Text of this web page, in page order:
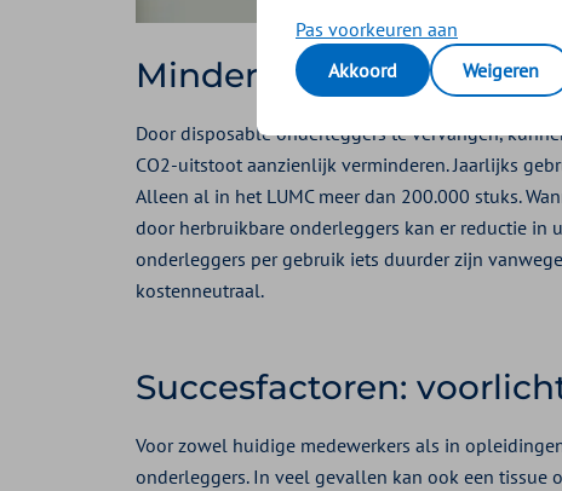
Minder CO2-uitstoot
Door disposable onderleggers te vervangen,
CO2-uitstoot aanzienlijk verminderen. Jaarlijks
Alleen al in het LUMC meer dan 200.000 stuks.
door herbruikbare onderleggers kan er reductie
onderleggers per gebruik iets duurder zijn
kostenneutraal.
Succesfactoren:
Voor zowel huidige medewerkers als in
onderleggers. In veel gevallen kan ook een tissue
Pas voorkeuren aan
Akkoord
Weigeren